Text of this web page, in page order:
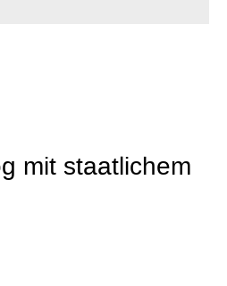
mit staatlichem